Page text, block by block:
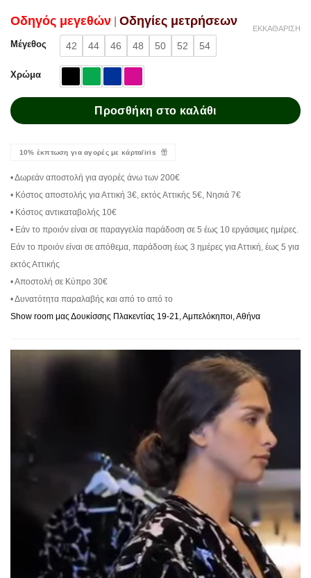
Oδηγός μεγεθών Oδηγίες μετρήσεων
Μέγεθος 42 44 46 48 50 52 54
Χρώμα
ΕΚΚΑΘΆΡΙΣΗ
Προσθήκη στο καλάθι
10% έκπτωση για αγορές με κάρτα/iris
• Δωρεάν αποστολή για αγορές άνω των 200€
• Κόστος αποστολής για Αττική 3€, εκτός Αττικής 5€, Νησιά 7€
• Κόστος αντικαταβολής 10€
• Εάν το προιόν είναι σε παραγγελία παράδοση σε 5 έως 10 εργάσιμες ημέρες.
Εάν το προιόν είναι σε απόθεμα, παράδοση έως 3 ημέρες για Αττική, έως 5 για
εκτός Αττικής
• Αποστολή σε Κύπρο 30€
• Δυνατότητα παραλαβής και από το από το
Show room μας Δουκίσσης Πλακεντίας 19-21, Αμπελόκηποι, Αθήνα